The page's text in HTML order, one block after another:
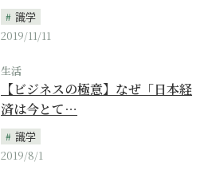
識学
2019/11/11
生活
【ビジネスの極意】なぜ「日本経
済は今とて…
識学
2019/8/1